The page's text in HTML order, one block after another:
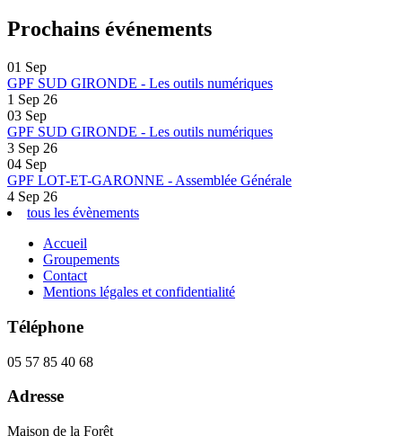
Prochains événements
01 Sep
GPF SUD GIRONDE - Les outils numériques
1 Sep 26
03 Sep
GPF SUD GIRONDE - Les outils numériques
3 Sep 26
04 Sep
GPF LOT-ET-GARONNE - Assemblée Générale
4 Sep 26
tous les évènements
Accueil
Groupements
Contact
Mentions légales et confidentialité
Téléphone
05 57 85 40 68
Adresse
Maison de la Forêt